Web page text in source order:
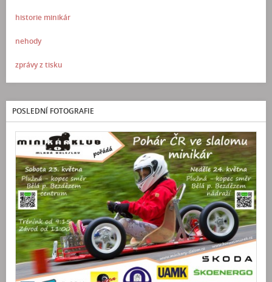
historie minikár
nehody
zprávy z tisku
POSLEDNÍ FOTOGRAFIE